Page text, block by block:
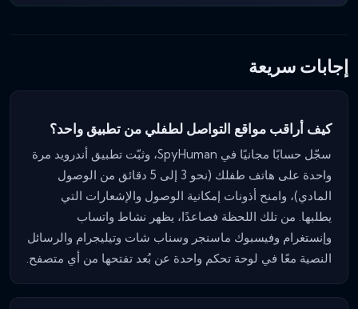
إجابات سريعة
كيف أراقب مواقع التواصل لطفلي من تطبيق واحد؟
سجّل حسابًا مجانيًا في SpyHuman، وثبّت تطبيق أندرويد مرة
واحدة على هاتف طفلك (نحو 3 إلى 5 دقائق من الوصول
المادي)، وامنح أذونات إمكانية الوصول والإشعارات التي
يطلبها. من تلك اللحظة فصاعدًا، يظهر نشاط واتساب
وإنستغرام وفيسبوك ماسنجر وسناب شات وتيليجرام والرسائل
النصية معًا في لوحة تحكم واحدة عن بُعد تفتحها من أي متصفح.